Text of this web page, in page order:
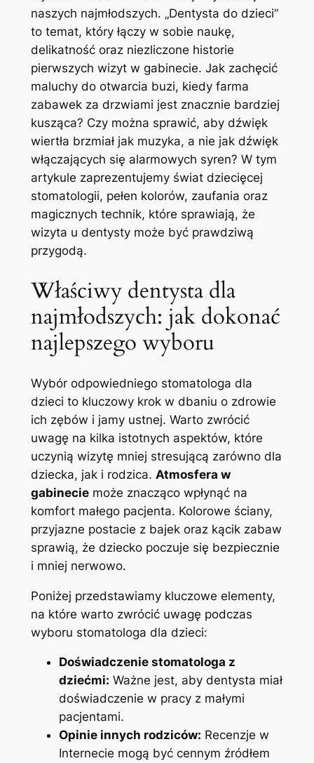
⁣naszych najmłodszych. „Dentysta do‌ dzieci”⁣
to ⁣temat, który⁢ łączy w‌ sobie naukę,
delikatność oraz niezliczone historie
pierwszych wizyt w gabinecie. ​Jak zachęcić
maluchy do otwarcia buzi, kiedy​ farma
zabawek za​ drzwiami jest⁣ znacznie bardziej
kusząca? Czy można sprawić, aby dźwięk
⁤wiertła brzmiał jak ⁣muzyka, ‌a nie ⁢jak dźwięk
‍włączających się alarmowych syren? ‌W tym
artykule zaprezentujemy świat dziecięcej
stomatologii, pełen⁣ kolorów, zaufania oraz
magicznych⁤ technik, które‍ sprawiają, że
wizyta​ u dentysty ⁣może być prawdziwą
przygodą.
Właściwy dentysta⁤ dla
najmłodszych: jak dokonać‌
najlepszego ⁤wyboru
Wybór​ odpowiedniego stomatologa dla
dzieci to kluczowy krok⁣ w dbaniu o‍ zdrowie
ich zębów ‌i‌ jamy‍ ustnej. Warto ⁣zwrócić
uwagę na kilka⁢ istotnych aspektów,⁢ które⁤
uczynią wizytę mniej stresującą‌ zarówno dla
dziecka, ⁤jak i rodzica. Atmosfera ‍w
gabineciemoże znacząco wpłynąć na
komfort małego ‍pacjenta. Kolorowe ściany,
przyjazne postacie z bajek oraz kącik zabaw
⁤sprawią, że ‌dziecko poczuje się bezpiecznie
i⁣ mniej nerwowo.
Poniżej⁣ przedstawiamy kluczowe ⁤elementy,
na‌ które⁢ warto zwrócić uwagę‍ podczas
wyboru stomatologa dla⁢ dzieci:
Doświadczenie ‍stomatologa z
dziećmi: ⁣Ważne jest, aby dentysta miał
​doświadczenie w ⁤pracy z ⁢małymi
pacjentami.
Opinie‍ innych‍ rodziców: Recenzje w
Internecie mogą być cennym ​źródłem